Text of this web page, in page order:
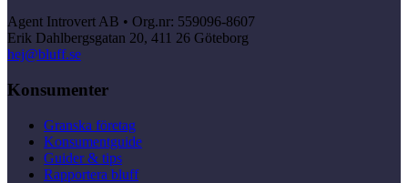
Agent Introvert AB • Org.nr: 559096-8607
Erik Dahlbergsgatan 20, 411 26 Göteborg
hej@bluff.se
Konsumenter
Granska företag
Konsumentguide
Guider & tips
Rapportera bluff